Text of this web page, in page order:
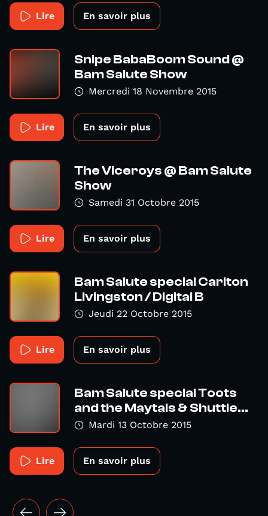
Lire En savoir plus
Snipe BabaBoom Sound @
Bam Salute Show
Mercredi 18 Novembre 2015
Lire En savoir plus
The Viceroys @ Bam Salute
Show
Samedi 31 Octobre 2015
Lire En savoir plus
Bam Salute special Carlton
Livingston / Digital B
Jeudi 22 Octobre 2015
Lire En savoir plus
Bam Salute special Toots
and the Maytals & Shuttle...
Mardi 13 Octobre 2015
Lire En savoir plus